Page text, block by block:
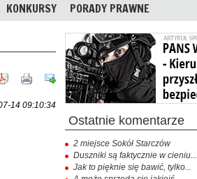
KONKURSY PORADY PRAWNE
14 09:10:34
ostatnie komentarze
2 miejsce Sokół Starczów
Duszniki są faktycznie w cieniu...
Jak to pięknie się bawić, tylko...